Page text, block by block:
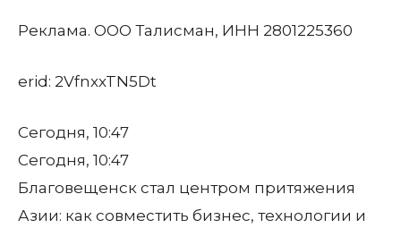
Реклама. ООО Талисман, ИНН 2801225360
erid: 2VfnxxTN5Dt
Сегодня, 10:47
Сегодня, 10:47
Благовещенск стал центром притяжения
Азии: как совместить бизнес, технологии и